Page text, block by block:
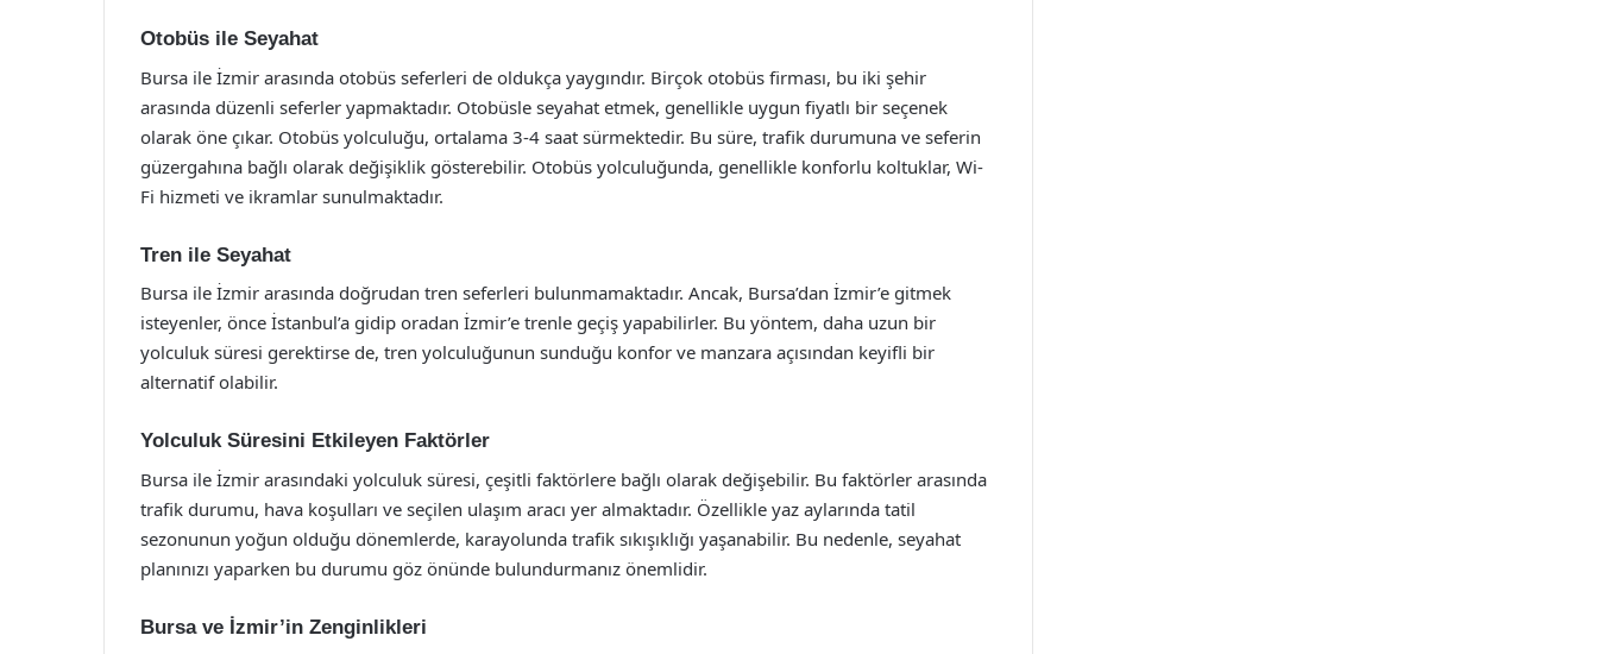
Otobüs ile Seyahat
Bursa ile İzmir arasında otobüs seferleri de oldukça yaygındır. Birçok otobüs firması, bu iki şehir
arasında düzenli seferler yapmaktadır. Otobüsle seyahat etmek, genellikle uygun fiyatlı bir seçenek
olarak öne çıkar. Otobüs yolculuğu, ortalama 3-4 saat sürmektedir. Bu süre, trafik durumuna ve seferin
güzergahına bağlı olarak değişiklik gösterebilir. Otobüs yolculuğunda, genellikle konforlu koltuklar, Wi-
Fi hizmeti ve ikramlar sunulmaktadır.
Tren ile Seyahat
Bursa ile İzmir arasında doğrudan tren seferleri bulunmamaktadır. Ancak, Bursa’dan İzmir’e gitmek
isteyenler, önce İstanbul’a gidip oradan İzmir’e trenle geçiş yapabilirler. Bu yöntem, daha uzun bir
yolculuk süresi gerektirse de, tren yolculuğunun sunduğu konfor ve manzara açısından keyifli bir
alternatif olabilir.
Yolculuk Süresini Etkileyen Faktörler
Bursa ile İzmir arasındaki yolculuk süresi, çeşitli faktörlere bağlı olarak değişebilir. Bu faktörler arasında
trafik durumu, hava koşulları ve seçilen ulaşım aracı yer almaktadır. Özellikle yaz aylarında tatil
sezonunun yoğun olduğu dönemlerde, karayolunda trafik sıkışıklığı yaşanabilir. Bu nedenle, seyahat
planınızı yaparken bu durumu göz önünde bulundurmanız önemlidir.
Bursa ve İzmir’in Zenginlikleri